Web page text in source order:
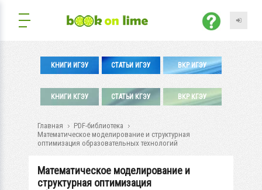
КНИГИ ИГЭУ СТАТЬИ ИГЭУ ВКР ИГЭУ
КНИГИ КГЭУ СТАТЬИ КГЭУ ВКР КГЭУ
Главная
PDF-библиотека
Математическое моделирование и структурная
оптимизация образовательных технологий
Математическое моделирование и
структурная оптимизация